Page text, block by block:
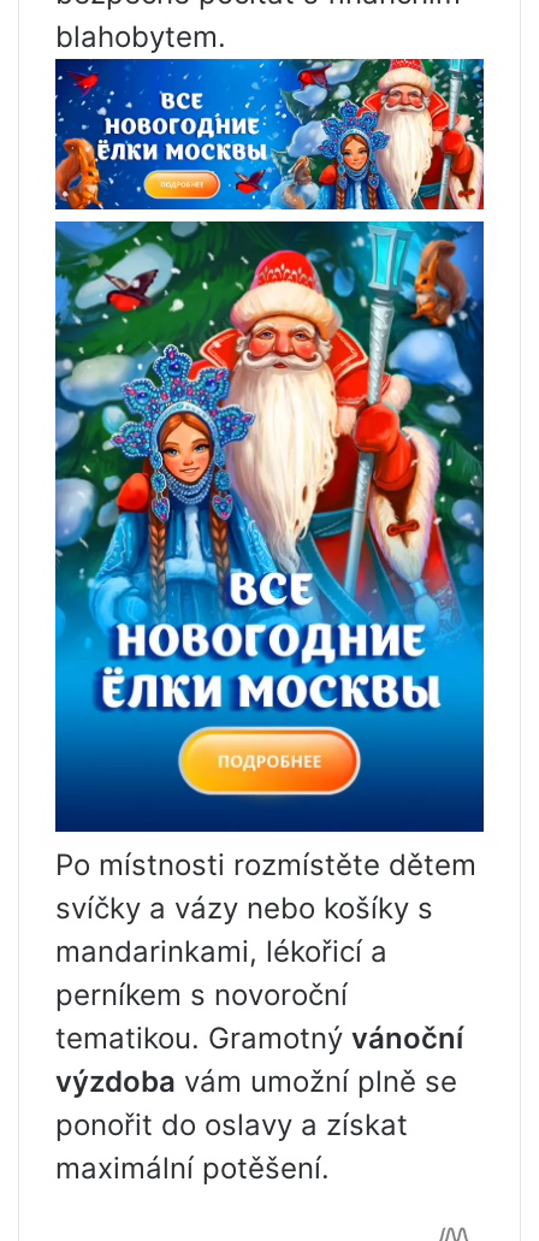
blahobytem.
Po místnosti rozmístěte dětem
svíčky a vázy nebo košíky s
mandarinkami, lékořicí a
perníkem s novoroční
tematikou. Gramotný vánoční
výzdoba vám umožní plně se
ponořit do oslavy a získat
maximální potěšení.